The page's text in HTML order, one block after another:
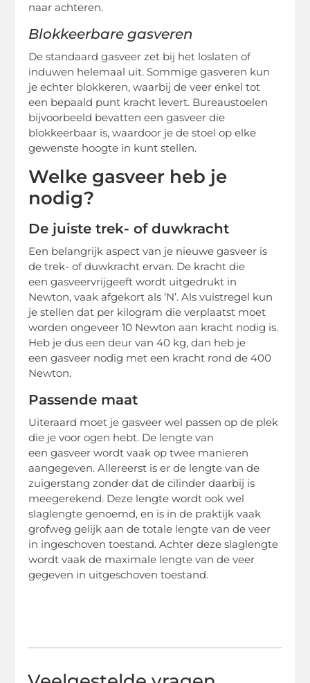
naar achteren.
Blokkeerbare gasveren
De standaard gasveer zet bij het loslaten of
induwen helemaal uit. Sommige gasveren kun
je echter blokkeren, waarbij de veer enkel tot
een bepaald punt kracht levert. Bureaustoelen
bijvoorbeeld bevatten een gasveer die
blokkeerbaar is, waardoor je de stoel op elke
gewenste hoogte in kunt stellen.
Welke gasveer heb je
nodig?
De juiste trek- of duwkracht
Een belangrijk aspect van je nieuwe gasveer is
de trek- of duwkracht ervan. De kracht die
een gasveervrijgeeft wordt uitgedrukt in
Newton, vaak afgekort als ‘N’. Als vuistregel kun
je stellen dat per kilogram die verplaatst moet
worden ongeveer 10 Newton aan kracht nodig is.
Heb je dus een deur van 40 kg, dan heb je
een gasveer nodig met een kracht rond de 400
Newton.
Passende maat
Uiteraard moet je gasveer wel passen op de plek
die je voor ogen hebt. De lengte van
een gasveer wordt vaak op twee manieren
aangegeven. Allereerst is er de lengte van de
zuigerstang zonder dat de cilinder daarbij is
meegerekend. Deze lengte wordt ook wel
slaglengte genoemd, en is in de praktijk vaak
grofweg gelijk aan de totale lengte van de veer
in ingeschoven toestand. Achter deze slaglengte
wordt vaak de maximale lengte van de veer
gegeven in uitgeschoven toestand.